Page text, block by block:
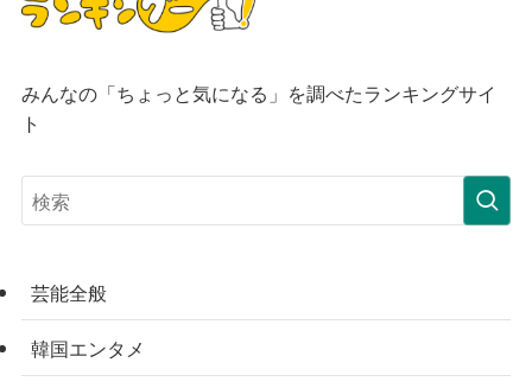
みんなの「ちょっと気になる」を調べたランキングサイ
ト
芸能全般
韓国エンタメ